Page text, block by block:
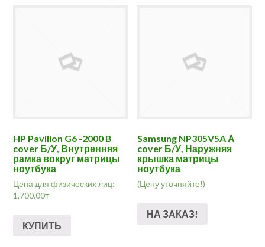
HP Pavilion G6 -2000 B
cover Б/У, Внутренняя
рамка вокруг матрицы
ноутбука
Цена для физических лиц:
1,700.00₸
КУПИТЬ
Samsung NP305V5A А
cover Б/У, Наружняя
крышка матрицы
ноутбука
(Цену уточняйте!)
НА ЗАКАЗ!